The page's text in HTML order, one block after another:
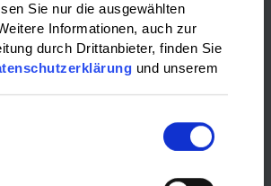
Sie nur die ausgewählten
Informationen, auch zur
durch Drittanbieter, finden Sie
und unserem